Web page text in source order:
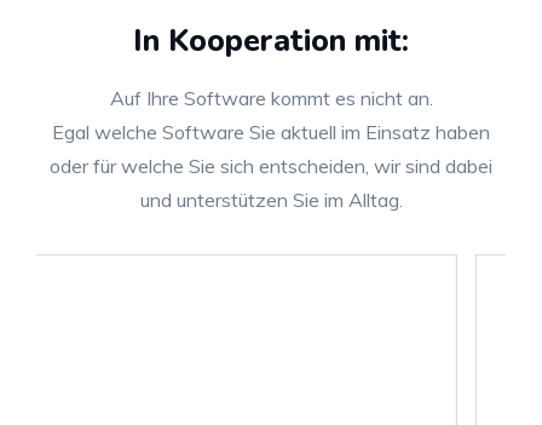
In Kooperation mit:
Auf Ihre Software kommt es nicht an.
Egal welche Software Sie aktuell im Einsatz haben
oder für welche Sie sich entscheiden, wir sind dabei
und unterstützen Sie im Alltag.